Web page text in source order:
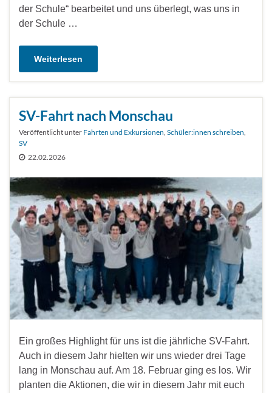
der Schule“ bearbeitet und uns überlegt, was uns in
der Schule …
Weiterlesen
SV-Fahrt nach Monschau
Veröffentlicht unter Fahrten und Exkursionen Schüler:innen schreiben
SV
22.02.2026
Ein großes Highlight für uns ist die jährliche SV-Fahrt.
Auch in diesem Jahr hielten wir uns wieder drei Tage
lang in Monschau auf. Am 18. Februar ging es los. Wir
planten die Aktionen, die wir in diesem Jahr mit euch